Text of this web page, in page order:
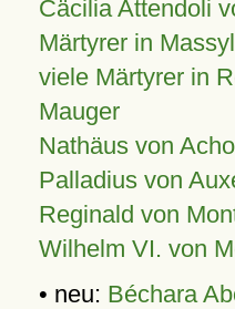
Cäcilia Attendoli
Märtyrer in
viele Märtyrer in
Mauger
Nathäus von
Palladius von
Reginald von
Wilhelm VI. von
• neu: Béchara